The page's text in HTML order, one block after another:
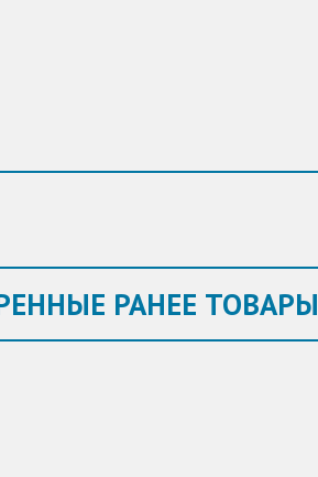
РАНЕЕ ТОВАРЫ